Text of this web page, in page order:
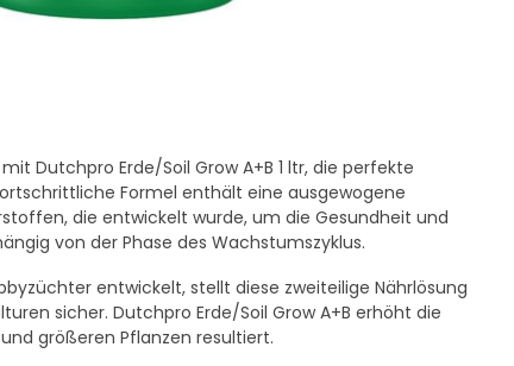
Dutchpro Erde/Soil Grow A+B 1 ltr, die perfekte
Formel enthält eine ausgewogene
die entwickelt wurde, um die Gesundheit und
von der Phase des Wachstumszyklus.
entwickelt, stellt diese zweiteilige Nährlösung
sicher. Dutchpro Erde/Soil Grow A+B erhöht die
größeren Pflanzen resultiert.